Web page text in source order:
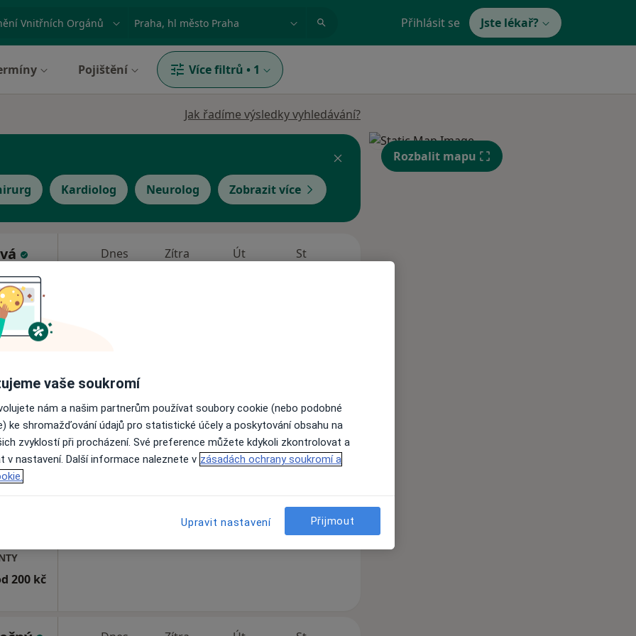
nemoc nebo příjmení Město nebo region Přihlásit se Jste lékař?
Pojištění Více filtrů • 1
Jak řadíme výsledky vyhledávání?
Kardiolog Neurolog Zobrazit více
Dnes Zítra Út St
200 kč
Dnes Zítra Út
11 Srpen
St
12 Srpen
Rezervovat termín
Rozbalit mapu
vaše soukromí
nám a našim partnerům používat soubory cookie (nebo podobné
ke shromažďování údajů pro statistické účely a poskytování obsahu na
zvyklostí při procházení. Své preference můžete kdykoli zkontrolovat a
v nastavení. Další informace naleznete v zásadách ochrany soukromí a
Upravit nastavení Přijmout